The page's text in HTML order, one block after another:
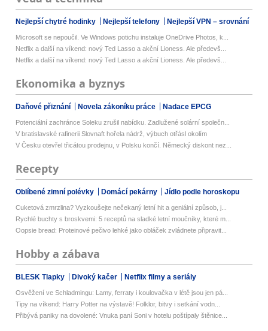
Nejlepší chytré hodinky Nejlepší telefony Nejlepší VPN – srovnání
Microsoft se nepoučil. Ve Windows potichu instaluje OneDrive Photos, k...
Netflix a další na víkend: nový Ted Lasso a akční Lioness. Ale předevš...
Netflix a další na víkend: nový Ted Lasso a akční Lioness. Ale předevš...
Ekonomika a byznys
Daňové přiznání Novela zákoníku práce Nadace EPCG
Potenciální zachránce Soleku zrušil nabídku. Zadlužené solární společn...
V bratislavské rafinerii Slovnaft hořela nádrž, výbuch otřásl okolím
V Česku otevřel třicátou prodejnu, v Polsku končí. Německý diskont nez...
Recepty
Oblíbené zimní polévky Domácí pekárny Jídlo podle horoskopu
Cuketová zmrzlina? Vyzkoušejte nečekaný letní hit a geniální způsob, j...
Rychlé buchty s broskvemi: 5 receptů na sladké letní moučníky, které m...
Oopsie bread: Proteinové pečivo lehké jako obláček zvládnete připravit...
Hobby a zábava
BLESK Tlapky Divoký kačer Netflix filmy a seriály
Osvěžení ve Schladmingu: Lamy, ferraty i koulovačka v létě jsou jen pá...
Tipy na víkend: Harry Potter na výstavě! Folklor, bitvy i setkání vodn...
Přibývá paniky na dovolené: Vnuka paní Soni v hotelu poštípaly štěnice...